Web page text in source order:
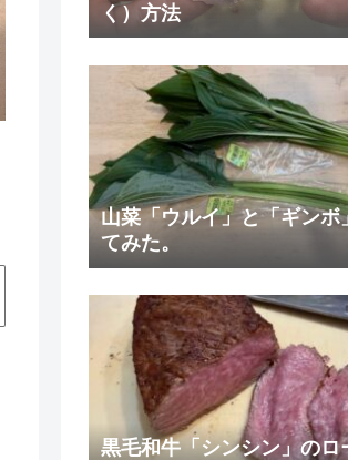
く）方法
山菜「ウルイ」と「ギンボ
てみた。
黒毛和牛「シンシン」のロ